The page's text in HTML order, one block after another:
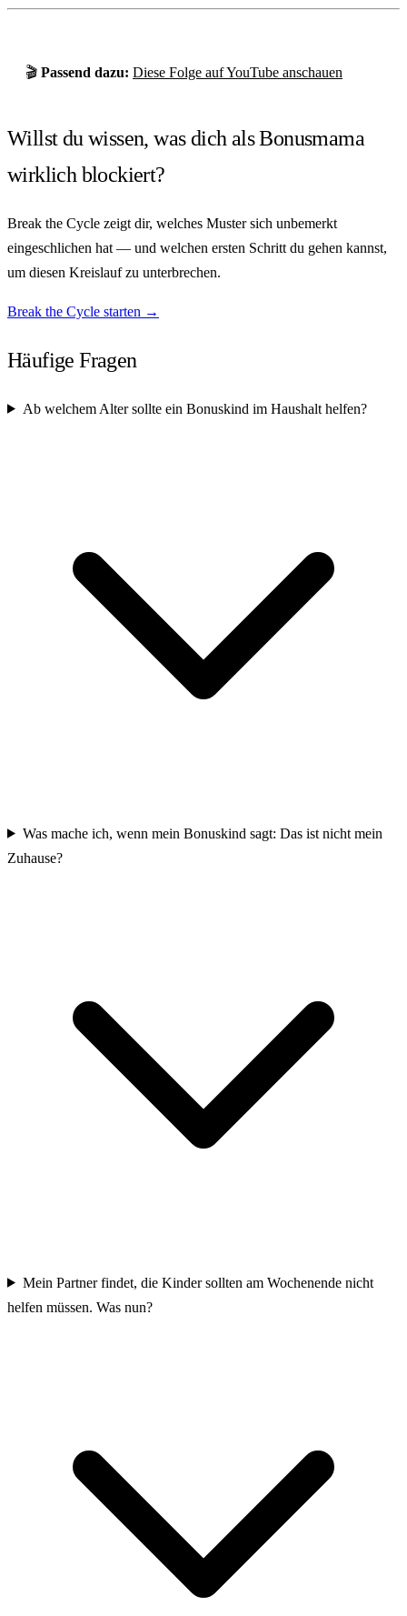
🎬 Passend dazu: Diese Folge auf YouTube anschauen
Willst du wissen, was dich als Bonusmama
wirklich blockiert?
Break the Cycle zeigt dir, welches Muster sich unbemerkt
eingeschlichen hat — und welchen ersten Schritt du gehen kannst,
um diesen Kreislauf zu unterbrechen.
Break the Cycle starten →
Häufige Fragen
Ab welchem Alter sollte ein Bonuskind im Haushalt helfen?
Was mache ich, wenn mein Bonuskind sagt: Das ist nicht mein
Zuhause?
Mein Partner findet, die Kinder sollten am Wochenende nicht
helfen müssen. Was nun?